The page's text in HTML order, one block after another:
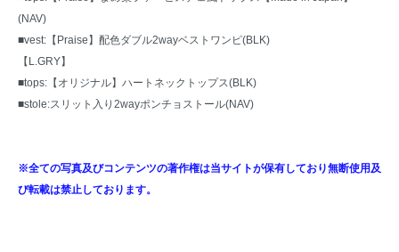
(NAV)
■vest: 【Praise】配色ダブル2wayベストワンピ(BLK)
【L.GRY】
■tops: 【オリジナル】ハートネックトップス(BLK)
■stole:スリット入り2wayポンチョストール(NAV)
※全ての写真及びコンテンツの著作権は当サイトが保有しており無断使用及
び転載は禁止しております。